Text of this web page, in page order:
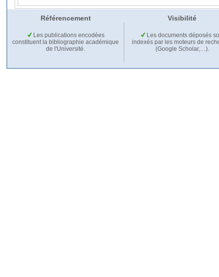
Référencement Visibilité
Les publications encodées
constituent la bibliographie académique
de l'Université.
Les documents déposés
indexés par les moteurs de
(Google Scholar,…).